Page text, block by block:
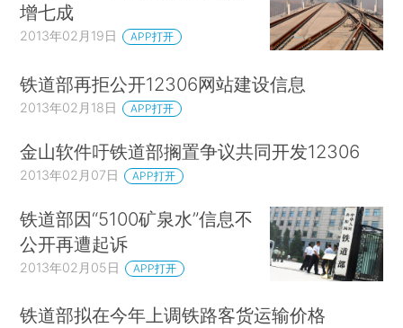
增七成
2013年02月19日 APP打开
铁道部再拒公开12306网站建设信息
2013年02月18日 APP打开
金山软件吁铁道部搁置争议共同开发12306
2013年02月07日 APP打开
铁道部因“5100矿泉水”信息不
公开再遭起诉
2013年02月05日 APP打开
铁道部拟在今年上调铁路客货运输价格